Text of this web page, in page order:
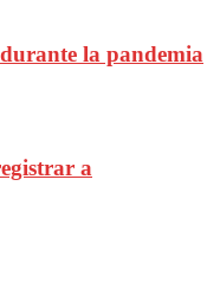
la pandemia
a